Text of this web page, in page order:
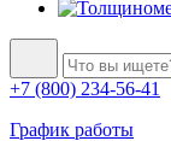
+7 (800) 234-56-41
График работы